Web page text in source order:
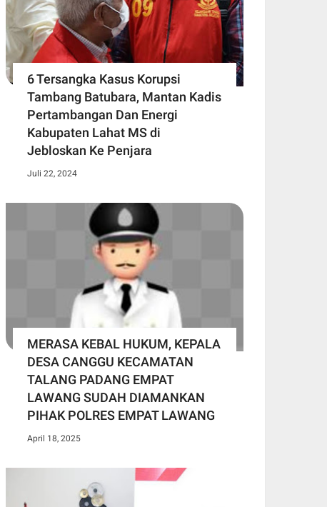
6 Tersangka Kasus Korupsi
Tambang Batubara, Mantan Kadis
Pertambangan Dan Energi
Kabupaten Lahat MS di
Jebloskan Ke Penjara
Juli 22, 2024
MERASA KEBAL HUKUM, KEPALA
DESA CANGGU KECAMATAN
TALANG PADANG EMPAT
LAWANG SUDAH DIAMANKAN
PIHAK POLRES EMPAT LAWANG
April 18, 2025